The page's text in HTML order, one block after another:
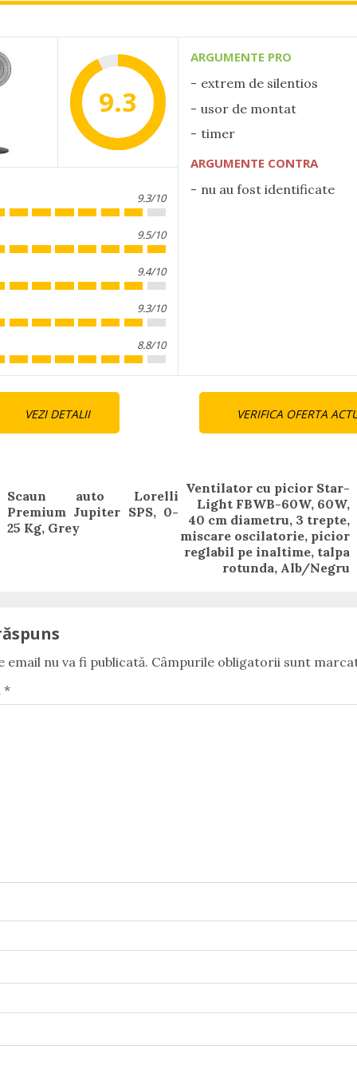
9.3
9.3/10
9.5/10
9.4/10
9.3/10
8.8/10
ARGUMENTE PRO
extrem de silentios
usor de montat
timer
ARGUMENTE CONTRA
nu au fost identificate
VEZI DETALII VERIFICA OFERTA
Previous
post:
Scaun auto Lorelli
Premium Jupiter SPS, 0-
25 Kg, Grey
Next
post:
Ventilator cu picior Star-
Light FBWB-60W, 60W,
40 cm diametru, 3 trepte,
miscare oscilatorie, picior
reglabil pe inaltime, talpa
rotunda, Alb/Negru
email nu va fi publicată. Câmpurile obligatorii sunt
*